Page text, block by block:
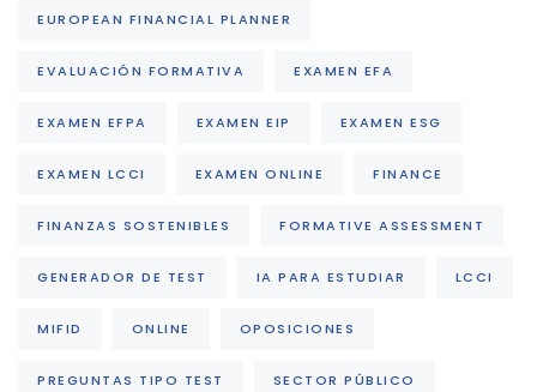
EUROPEAN FINANCIAL PLANNER
EVALUACIÓN FORMATIVA EXAMEN EFA
EXAMEN EFPA EXAMEN EIP EXAMEN ESG
EXAMEN LCCI EXAMEN ONLINE FINANCE
FINANZAS SOSTENIBLES FORMATIVE ASSESSMENT
GENERADOR DE TEST IA PARA ESTUDIAR LCCI
MIFID ONLINE OPOSICIONES
PREGUNTAS TIPO TEST SECTOR PÚBLICO